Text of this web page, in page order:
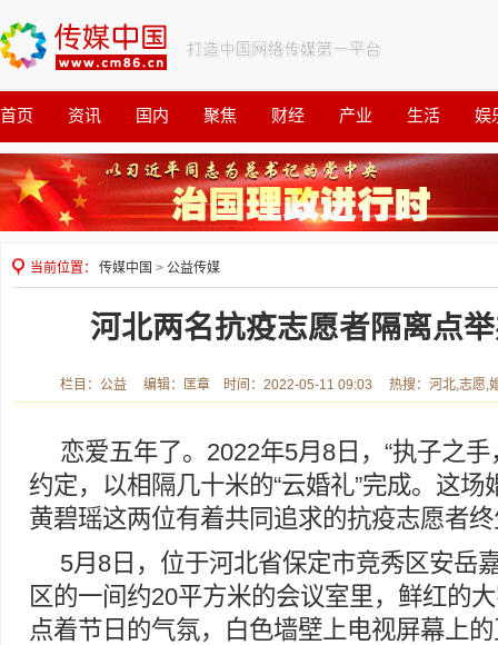
首页 资讯 国内 聚焦 财经 产业 生活 娱
观察 公益
当前位置： 传媒中国 > 公益传媒
河北两名抗疫志愿者隔离点
栏目：公益 编辑：匡章 时间：2022-05-11 09:03 热搜：河北,志愿,
恋爱五年了。2022年5月8日，“执子之
约定，以相隔几十米的“云婚礼”完成。这
黄碧瑶这两位有着共同追求的抗疫志愿者
5月8日，位于河北省保定市竞秀区安岳
区的一间约20平方米的会议室里，鲜红的
点着节日的气氛，白色墙壁上电视屏幕上